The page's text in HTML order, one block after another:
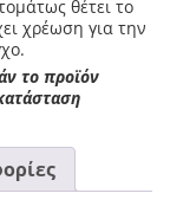
θέτει το
χρέωση για την
το προϊόν